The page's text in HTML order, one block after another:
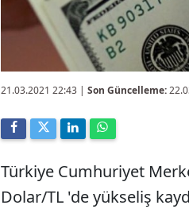
21.03.2021 22:43 | Son Güncelleme:
Türkiye Cumhuriyet
Dolar/TL 'de yükseliş